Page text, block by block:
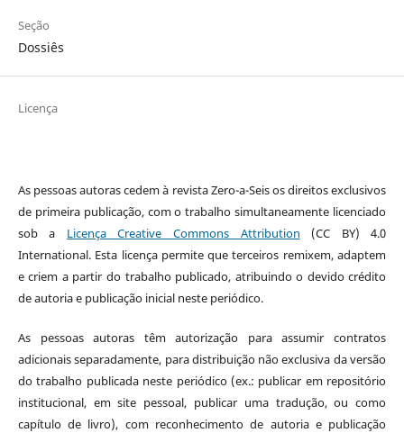
Seção
Dossiês
Licença
As pessoas autoras cedem à revista Zero-a-Seis os direitos exclusivos
de primeira publicação, com o trabalho simultaneamente licenciado
sob a Licença Creative Commons Attribution (CC BY) 4.0
International. Esta licença permite que terceiros remixem, adaptem
e criem a partir do trabalho publicado, atribuindo o devido crédito
de autoria e publicação inicial neste periódico.
As pessoas autoras têm autorização para assumir contratos
adicionais separadamente, para distribuição não exclusiva da versão
do trabalho publicada neste periódico (ex.: publicar em repositório
institucional, em site pessoal, publicar uma tradução, ou como
capítulo de livro), com reconhecimento de autoria e publicação